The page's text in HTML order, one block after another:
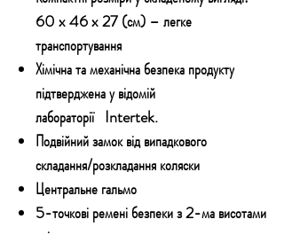
60 x 46 x 27 (см) – легке
транспортування
Хімічна та механічна безпека продукту
підтверджена у відомій
лабораторії Intertek.
Подвійний замок від випадкового
складання/розкладання коляски
Центральне гальмо
5-точкові ремені безпеки з 2-ма висотами